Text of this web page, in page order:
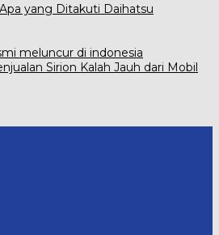
yang Ditakuti Daihatsu
Sirion Kalah Jauh dari Mobil